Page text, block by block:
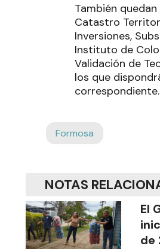
También
Catastro
Inversiones,
Instituto de
Validación de
los que
correspondiente.
Formosa
NOTAS
El
de